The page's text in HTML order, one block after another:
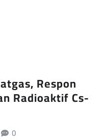
Respon
Radioaktif Cs-
0